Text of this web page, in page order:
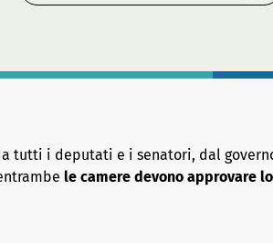
tutti i deputati e i senatori, dal
le camere devono approvare